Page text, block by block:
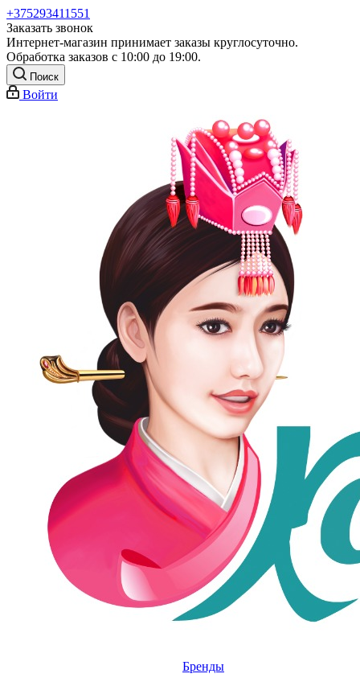
+375293411551
Заказать звонок
Интернет-магазин принимает заказы круглосуточно.
Обработка заказов с 10:00 до 19:00.
Поиск
Войти
Бренды